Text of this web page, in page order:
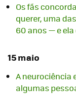
Os fãs
querer, uma
60 anos — e
15 maio
A neurociência
algumas